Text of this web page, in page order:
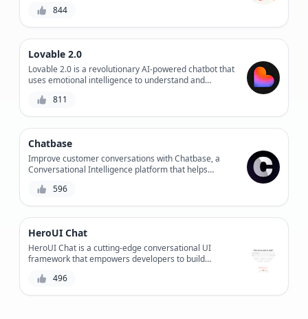
experiences and increasing engagement.
844
Lovable 2.0
Lovable 2.0 is a revolutionary AI-powered chatbot that
uses emotional intelligence to understand and
support and improving overall customer experience.
811
Chatbase
Improve customer conversations with Chatbase, a
Conversational Intelligence platform that helps
satisfaction, and workflow efficiency.
596
HeroUI Chat
HeroUI Chat is a cutting-edge conversational UI
framework that empowers developers to build
the way users interact with applications.
496